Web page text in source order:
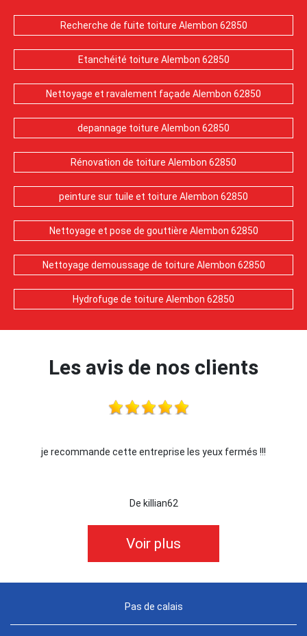
Recherche de fuite toiture Alembon 62850
Etanchéité toiture Alembon 62850
Nettoyage et ravalement façade Alembon 62850
depannage toiture Alembon 62850
Rénovation de toiture Alembon 62850
peinture sur tuile et toiture Alembon 62850
Nettoyage et pose de gouttière Alembon 62850
Nettoyage demoussage de toiture Alembon 62850
Hydrofuge de toiture Alembon 62850
Les avis de nos clients
les yeux fermés !!! Je recommande !!
Voir plus
Pas de calais